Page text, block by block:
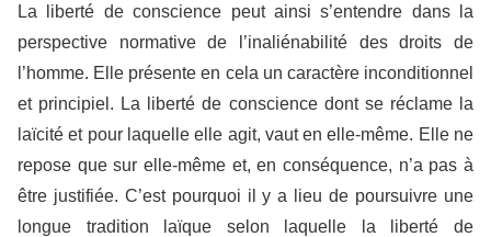
La liberté de conscience peut ainsi s’entendre dans la
perspective normative de l’inaliénabilité des droits de
l’homme. Elle présente en cela un caractère inconditionnel
et principiel. La liberté de conscience dont se réclame la
laïcité et pour laquelle elle agit, vaut en elle-même. Elle ne
repose que sur elle-même et, en conséquence, n’a pas à
être justifiée. C’est pourquoi il y a lieu de poursuivre une
longue tradition laïque selon laquelle la liberté de